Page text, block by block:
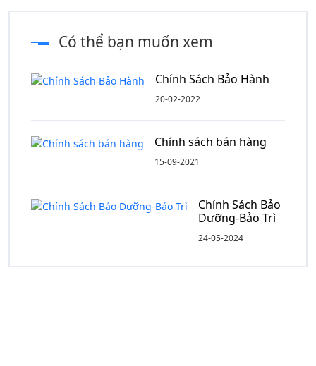
Có thể bạn muốn xem
Chính Sách Bảo Hành
20-02-2022
Chính sách bán hàng
15-09-2021
Chính Sách Bảo
Dưỡng-Bảo Trì
24-05-2024